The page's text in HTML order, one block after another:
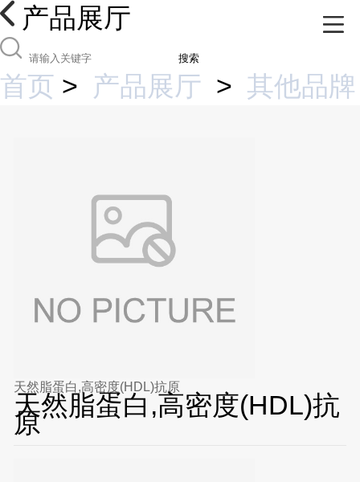
产品展厅
搜索
首页 > 产品展厅 > 其他品牌
天然脂蛋白,高密度(HDL)抗原
天然脂蛋白,高密度(HDL)抗
原